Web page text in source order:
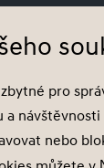
800 800
vložka 202215, IČ
pro
a
nebo